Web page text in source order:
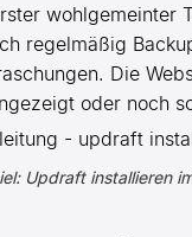
regelmäßig
Die
oder noch
Updraft installieren